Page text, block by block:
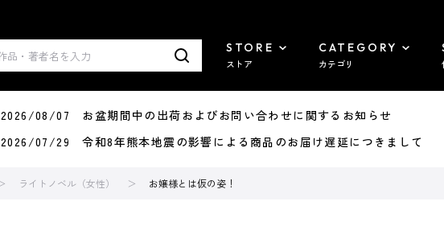
STORE
ストア
CATEGORY
カテゴリ
2026/08/07 お盆期間中の出荷およびお問い合わせに関するお知らせ
2026/07/29 令和8年熊本地震の影響による商品のお届け遅延につきまして
ライトノベル（女性） お嬢様とは仮の姿！